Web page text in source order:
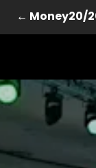
← Money20/